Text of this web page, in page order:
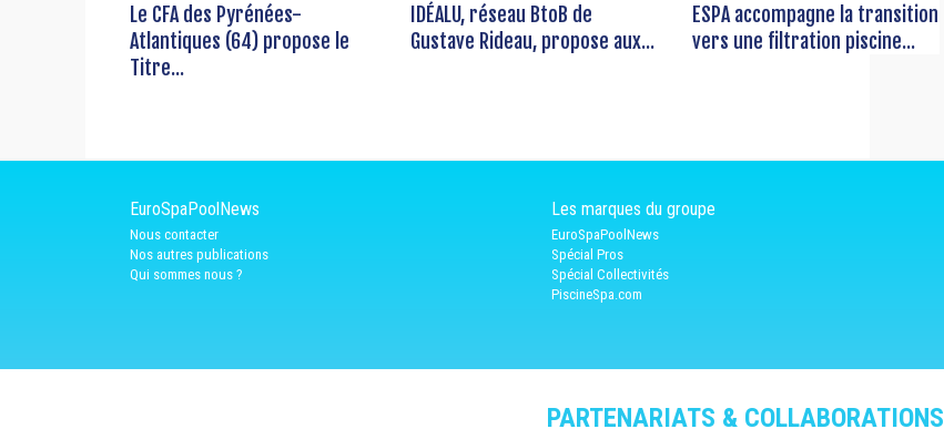
Le CFA des Pyrénées-
Atlantiques (64) propose le
Titre...
IDÉALU, réseau BtoB de
Gustave Rideau, propose aux...
ESPA accompagne la transition
vers une filtration piscine...
EuroSpaPoolNews
Nous contacter
Nos autres publications
Qui sommes nous ?
Les marques du groupe
EuroSpaPoolNews
Spécial Pros
Spécial Collectivités
PiscineSpa.com
PARTENARIATS & COLLABORATIONS